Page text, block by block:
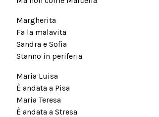
Margherita
Fa la malavita
Sandra e Sofia
Stanno in periferia
Maria Luisa
È andata a Pisa
Maria Teresa
È andata a Stresa